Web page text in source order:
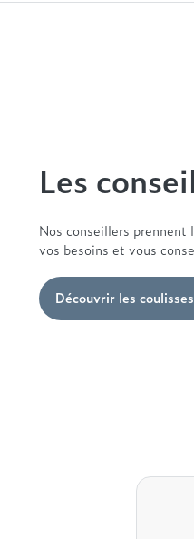
Les
Nos conseillers prennent
vos besoins et vous
Découvrir les coulisses